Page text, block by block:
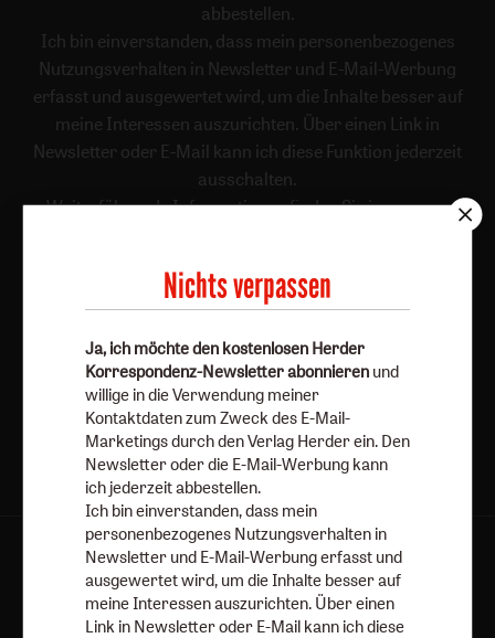
abbestellen.
Ich bin einverstanden, dass mein personenbezogenes
Nutzungsverhalten in Newsletter und E-Mail-Werbung
erfasst und ausgewertet wird, um die Inhalte besser auf
meine Interessen auszurichten. Über einen Link in
Newsletter oder E-Mail kann ich diese Funktion jederzeit
ausschalten.
Weiterführende Informationen finden Sie in unseren
Jetzt anmelden
AGB und Widerrufsbelehrung
Datenschutz
Barrierefreiheit
Impressum
Nichts verpassen
Ja, ich möchte den kostenlosen Herder
Korrespondenz-Newsletter abonnieren und
willige in die Verwendung meiner
Kontaktdaten zum Zweck des E-Mail-
Marketings durch den Verlag Herder ein. Den
Newsletter oder die E-Mail-Werbung kann
ich jederzeit abbestellen.
Ich bin einverstanden, dass mein
personenbezogenes Nutzungsverhalten in
Newsletter und E-Mail-Werbung erfasst und
ausgewertet wird, um die Inhalte besser auf
meine Interessen auszurichten. Über einen
Link in Newsletter oder E-Mail kann ich diese